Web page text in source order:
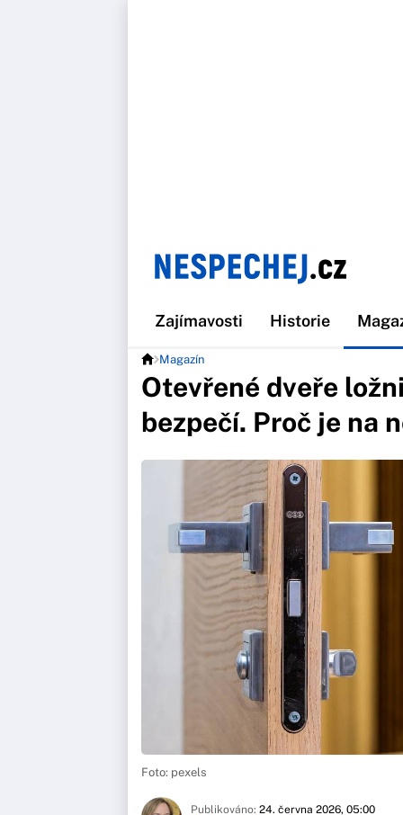
Zajímavosti Historie
Magazín
Otevřené dveře
bezpečí. Proč je na
Foto: pexels
Publikováno: 24. června 2026, 05:00